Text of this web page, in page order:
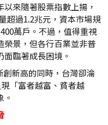
來隨著股票指數上揚，
超過1.2兆元，資本市場規
萬戶。不過，值得重視
榮景，但各行百業並非普
臨著成長困境。
新高的同時，台灣卻淪
「富者越富、貧者越